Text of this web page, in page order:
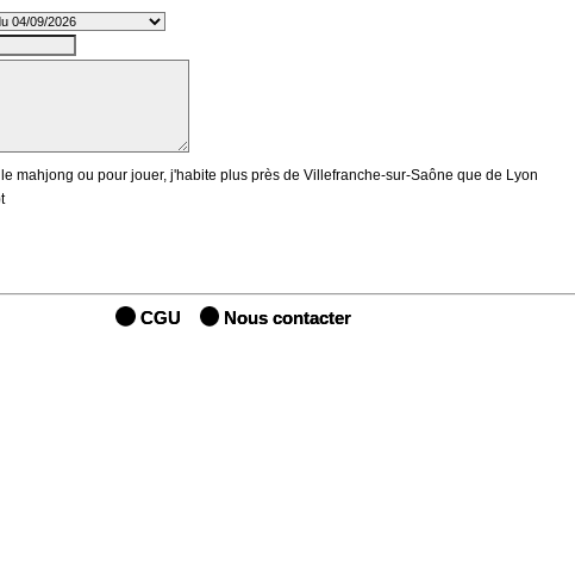
mahjong ou pour jouer, j'habite plus près de Villefranche-sur-Saône que de Lyon
CGU Nous contacter